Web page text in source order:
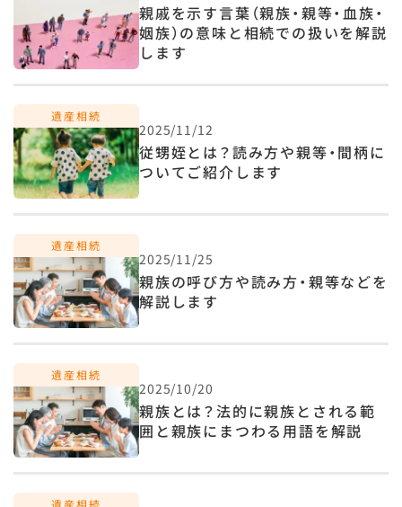
親戚を示す言葉（親族・親等・血族・
姻族）の意味と相続での扱いを解説
します
2025/11/12
従甥姪とは？読み方や親等・間柄に
ついてご紹介します
2025/11/25
親族の呼び方や読み方・親等などを
解説します
2025/10/20
親族とは？法的に親族とされる範
囲と親族にまつわる用語を解説